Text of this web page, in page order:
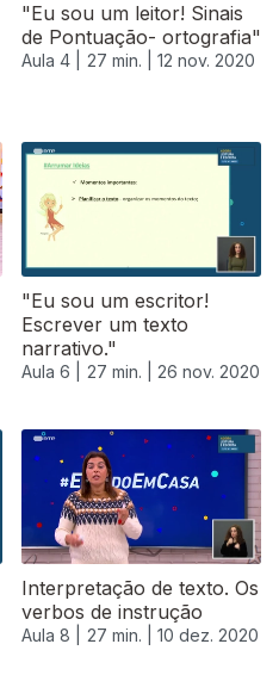
"Eu sou um leitor! Sinais
de Pontuação- ortografia"
Aula 4 | 27 min. | 12 nov. 2020
"Eu sou um escritor!
Escrever um texto
narrativo."
Aula 6 | 27 min. | 26 nov. 2020
Interpretação de texto. Os
verbos de instrução
Aula 8 | 27 min. | 10 dez. 2020